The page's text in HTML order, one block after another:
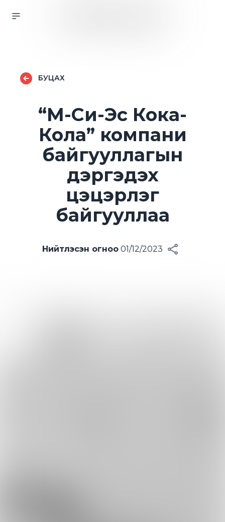
БУЦАХ
“М-Си-Эс Кока-
Кола” компани
байгууллагын
дэргэдэх
цэцэрлэг
байгууллаа
Нийтлэсэн огноо 01/12/2023